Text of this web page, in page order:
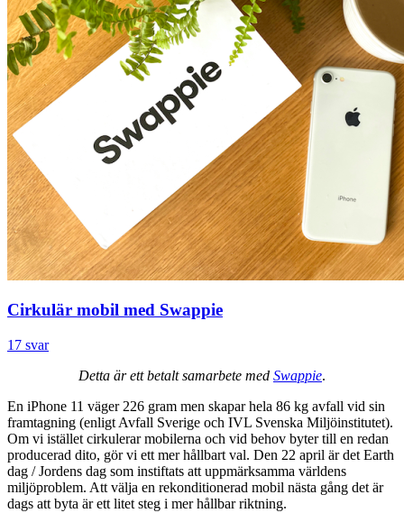
Cirkulär mobil med Swappie
17 svar
Detta är ett betalt samarbete med Swappie.
En iPhone 11 väger 226 gram men skapar hela 86 kg avfall vid sin
framtagning (enligt Avfall Sverige och IVL Svenska Miljöinstitutet).
Om vi istället cirkulerar mobilerna och vid behov byter till en redan
producerad dito, gör vi ett mer hållbart val. Den 22 april är det Earth
dag / Jordens dag som instiftats att uppmärksamma världens
miljöproblem. Att välja en rekonditionerad mobil nästa gång det är
dags att byta är ett litet steg i mer hållbar riktning.